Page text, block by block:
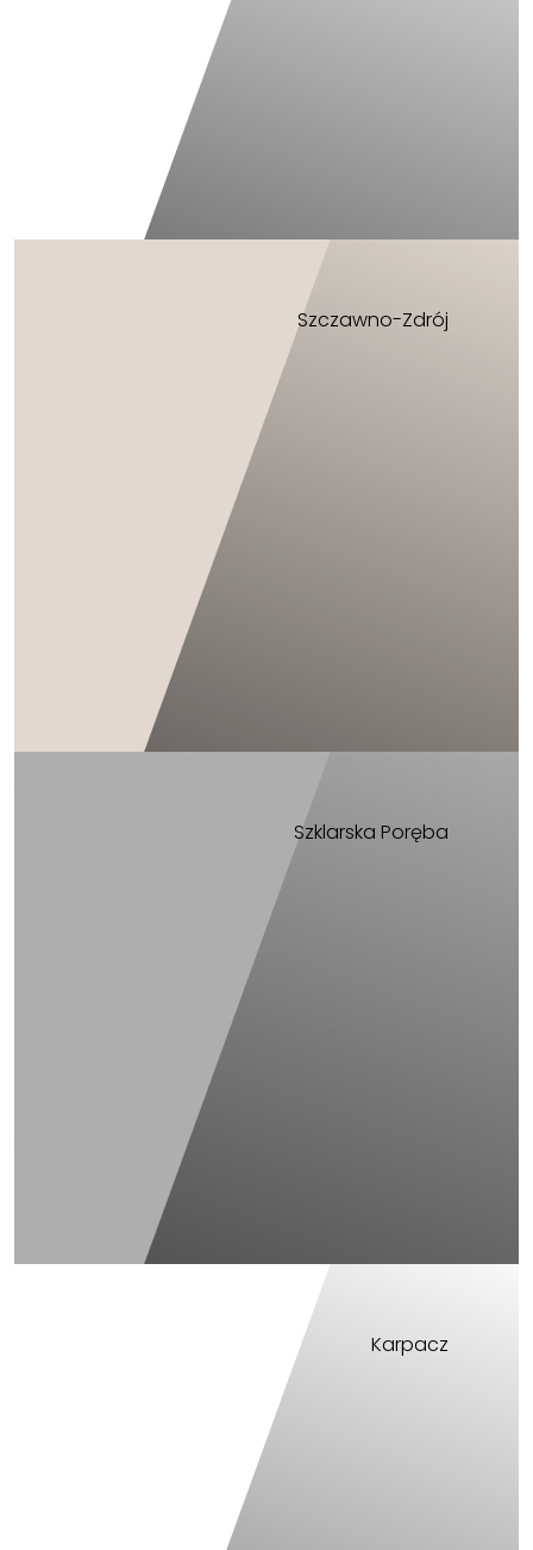
Szczawno-Zdrój
Szklarska Poręba
Karpacz